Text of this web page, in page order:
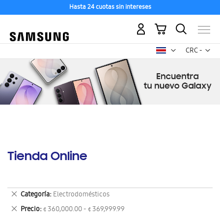
Hasta 24 cuotas sin intereses
CRC -
colón
Mi carrito
Tienda Online
Categoría Electrodomésticos
Eliminar
este
artículo
Precio ¢ 360,000.00 - ¢ 369,999.99
Eliminar